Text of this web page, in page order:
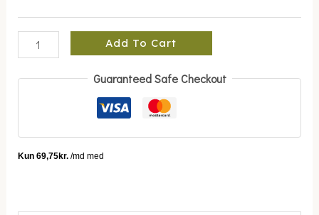
Add To Cart
Guaranteed Safe Checkout